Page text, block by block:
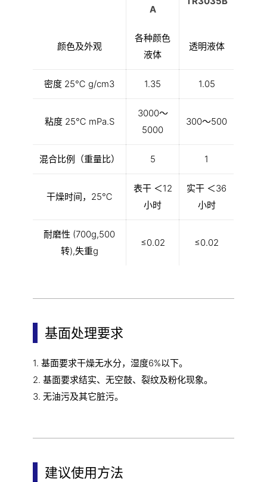
A
颜色及外观
各种颜色
液体
透明液体
密度 25℃ g/cm3 1.35 1.05
粘度 25℃ mPa.S
3000～
5000
300～500
混合比例（重量比） 5 1
干燥时间，25℃
表干 ＜12
小时
实干 ＜36
小时
耐磨性 (700g,500
转),失重g
≤0.02 ≤0.02
基面处理要求
1. 基面要求干燥无水分，湿度6%以下。
2. 基面要求结实、无空鼓、裂纹及粉化现象。
3. 无油污及其它脏污。
建议使用方法